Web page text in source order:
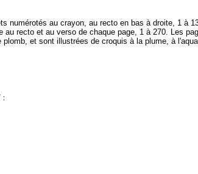
numérotés au crayon, au recto en bas à droite, 1 à
recto et au verso de chaque page, 1 à 270. Les
et sont illustrées de croquis à la plume, à
: